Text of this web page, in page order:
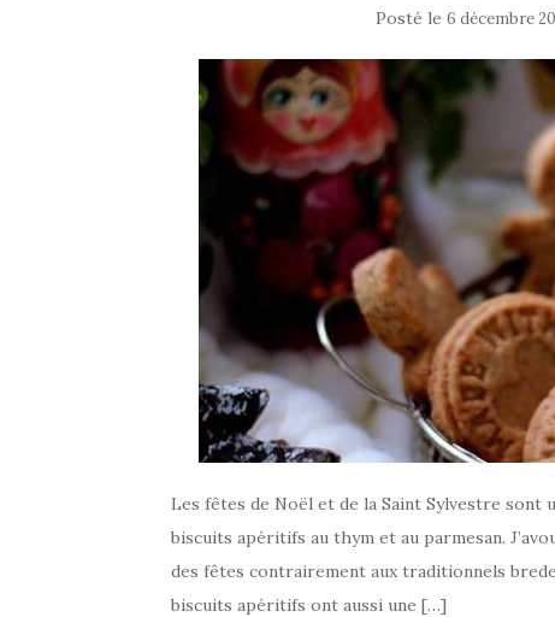
Posté le 6 décembre
Les fêtes de Noël et de la Saint Sylvestre sont
biscuits apéritifs au thym et au parmesan.
des fêtes contrairement aux traditionnels
biscuits apéritifs ont aussi une […]